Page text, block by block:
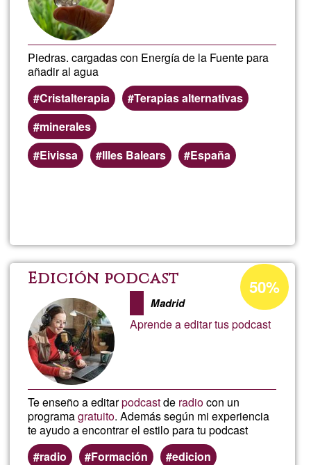
Piedras. cargadas con Energía de la Fuente para
añadir al agua
Cristalterapia
Terapias alternativas
minerales
Eivissa
Illes Balears España
con
Edición podcast
Madrid
Aprende a editar tus podcast
Te enseño a editarpodcastde radiocon un
programagratuito. Además según mi experiencia
te ayudo a encontrar el estilo para tu podcast
radio
Formación
edicion
Acceptance
percentage
Ğ1
50%